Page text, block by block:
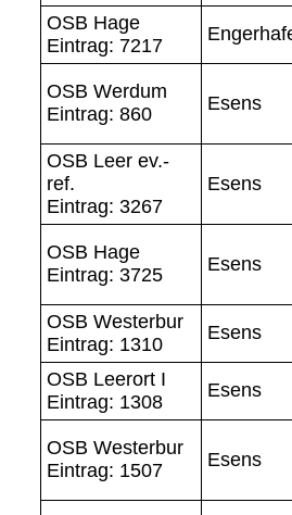
OSB Hage
Eintrag: 7217
OSB Werdum
Eintrag: 860
Esens
OSB Leer ev.-
ref.
Eintrag: 3267
Esens
OSB Hage
Eintrag: 3725
Esens
OSB Westerbur
Eintrag: 1310
Esens
OSB Leerort I
Eintrag: 1308
Esens
OSB Westerbur
Eintrag: 1507
Esens